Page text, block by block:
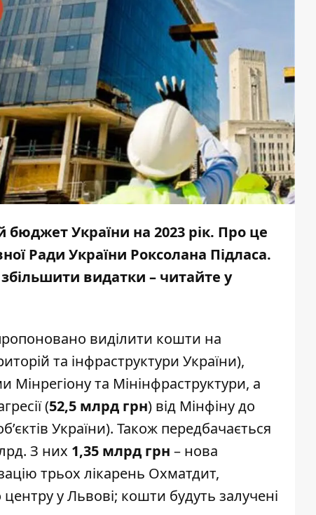
України на 2023 рік. Про це
Ради України Роксолана Підласа.
видатки – читайте у
виділити кошти на
та інфраструктури України),
та Мінінфраструктури, а
(52,5 млрд грн) від Мінфіну до
України). Також передбачається
З них 1,35 млрд грн – нова
трьох лікарень Охматдит,
центру у Львові; кошти будуть залучені